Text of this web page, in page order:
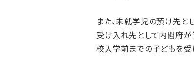
また、未就学児の預け先と
受け入れ先として内閣府が
校入学前までの子どもを受